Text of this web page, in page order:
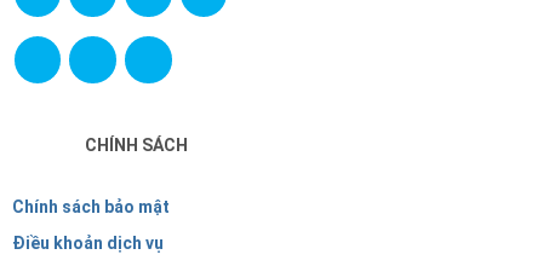
CHÍNH SÁCH
Chính sách bảo mật
Điều khoản dịch vụ